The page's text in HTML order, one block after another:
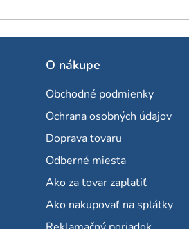
O nákupe
Obchodné podmienky
Ochrana osobných údajov
Doprava tovaru
Odberné miesta
Ako za tovar zaplatiť
Ako nakupovať na splátky